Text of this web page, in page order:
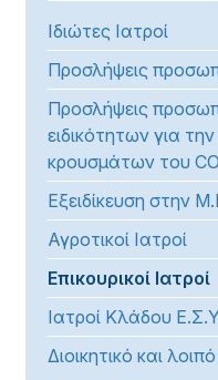
Ιδιώτες Ιατροί
Προσλήψεις
Προσλήψεις
ειδικότητων για
κρουσμάτων του
Εξειδίκευση στην
Αγροτικοί Ιατροί
Επικουρικοί Ιατροί
Ιατροί Κλάδου
Διοικητικό και